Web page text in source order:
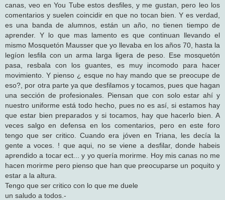
canas, veo en You Tube estos desfiles, y me gustan, pero leo los
comentarios y suelen coincidir en que no tocan bien. Y es verdad,
es una banda de alumnos, están un año, no tienen tiempo de
aprender. Y lo que mas lamento es que continuan llevando el
mismo Mosquetón Mausser que yo llevaba en los años 70, hasta la
legíon lesfila con un arma larga ligera de peso. Ese mosquetón
pasa, resbala con los guantes, es muy incomodo para hacer
movimiento. Y pienso ¿ esque no hay mando que se preocupe de
eso?, por otra parte ya que desfilamos y tocamos, pues que hagan
una sección de profesionales. Piensan que con solo estar ahí y
nuestro uniforme está todo hecho, pues no es así, si estamos hay
que estar bien preparados y si tocamos, hay que hacerlo bien. A
veces salgo en defensa en los comentarios, pero en este foro
tengo que ser critico. Cuando era jóven en Triana, les decía la
gente a voces. ! que aqui, no se viene a desfilar, donde habeis
aprendido a tocar ect... y yo quería morirme. Hoy mis canas no me
hacen morirme pero pienso que han que preocuparse un poquito y
estar a la altura.
Tengo que ser critico con lo que me duele
un saludo a todos.-